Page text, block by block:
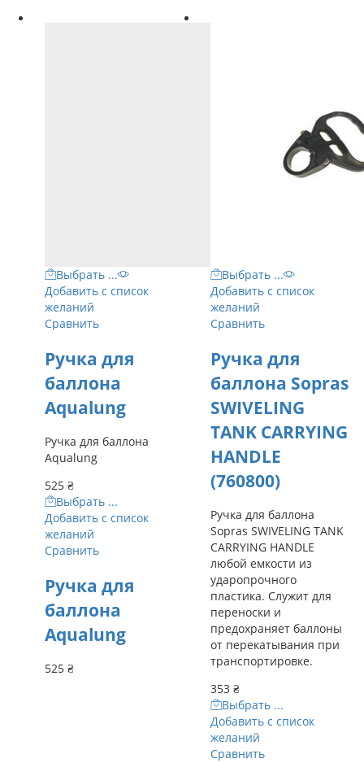
Выбрать ...
Добавить с список
желаний
Сравнить
Ручка для
баллона
Aqualung
Ручка для баллона
Aqualung
525 ₴
Выбрать ...
Добавить с список
желаний
Сравнить
Ручка для
баллона
Aqualung
525 ₴
Выбрать ...
Добавить с список
желаний
Сравнить
Ручка для
баллона Sopras
SWIVELING
TANK CARRYING
HANDLE
(760800)
Ручка для баллона
Sopras SWIVELING TANK
CARRYING HANDLE
любой емкости из
ударопрочного
пластика. Служит для
переноски и
предохраняет баллоны
от перекатывания при
транспортировке.
353 ₴
Выбрать ...
Добавить с список
желаний
Сравнить